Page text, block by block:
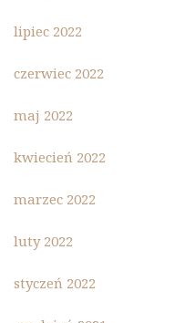
lipiec 2022
czerwiec 2022
maj 2022
kwiecień 2022
marzec 2022
luty 2022
styczeń 2022